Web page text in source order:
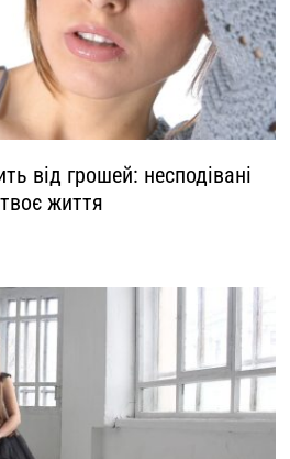
від грошей: несподівані
життя